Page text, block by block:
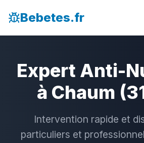
Bebetes.fr
Expert Anti-
à Chaum
Intervention rapide et
particuliers et